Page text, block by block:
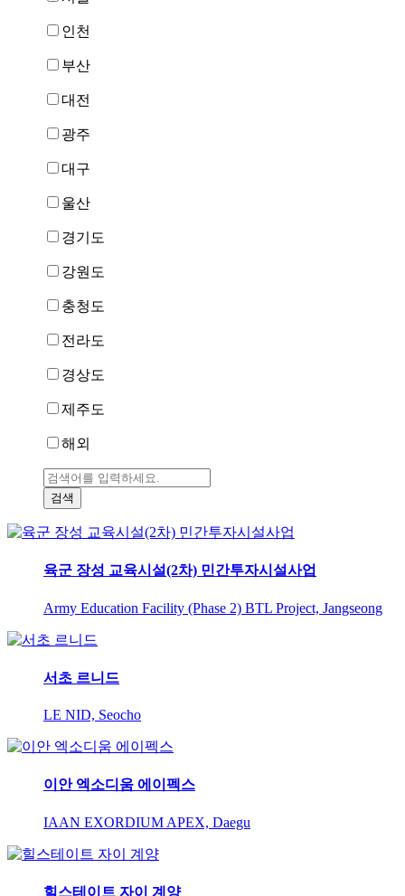
인천
부산
대전
광주
대구
울산
경기도
강원도
충청도
전라도
경상도
제주도
해외
육군 장성 교육시설(2차) 민간투자시설사업
Army Education Facility (Phase 2) BTL Project, Jangseong
서초 르니드
LE NID, Seocho
이안 엑소디움 에이펙스
IAAN EXORDIUM APEX, Daegu
힐스테이트 자이 계양